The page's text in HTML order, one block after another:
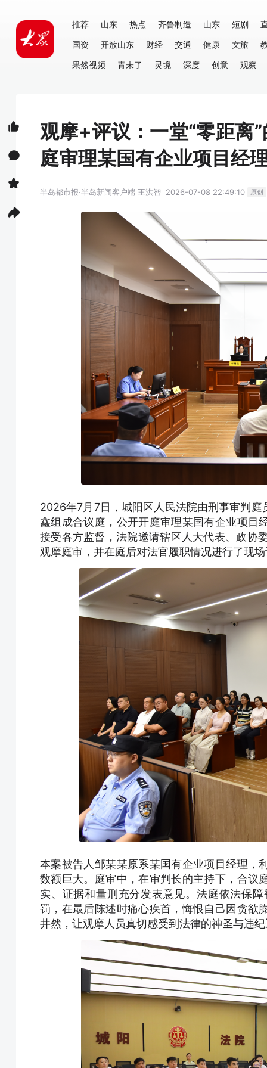
推荐 山东 热点 齐鲁制造 山东 短剧
国资
开放山东 财经 交通 健康 文旅
果然视频
青未了 灵境 深度 创意 观察
观摩+评议：一堂“零距离
庭审理某国有企业项目经
半岛都市报·半岛新闻客户端 王洪智 2026-07-08 22:49:10 原创
2026年7月7日，城阳区人民法院由刑事审判
鑫组成合议庭，公开开庭审理某国有企业项目
接受各方监督，法院邀请辖区人大代表、政协
观摩庭审，并在庭后对法官履职情况进行了现
本案被告人邹某某原系某国有企业项目经理，
数额巨大。庭审中，在审判长的主持下，合议
实、证据和量刑充分发表意见。法庭依法保
罚，在最后陈述时痛心疾首，悔恨自己因贪欲
井然，让观摩人员真切感受到法律的神圣与违